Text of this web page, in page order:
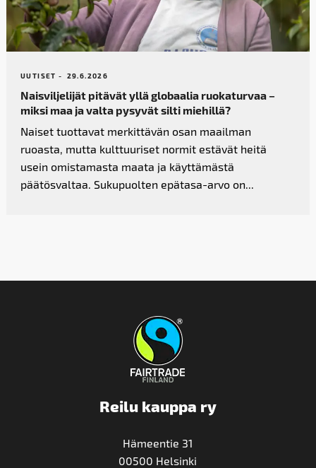
UUTISET - 29.6.2026
Naisviljelijät pitävät yllä globaalia ruokaturvaa –
miksi maa ja valta pysyvät silti miehillä?
Naiset tuottavat merkittävän osan maailman
ruoasta, mutta kulttuuriset normit estävät heitä
usein omistamasta maata ja käyttämästä
päätösvaltaa. Sukupuolten epätasa-arvo on...
Reilu kauppa ry
Hämeentie 31
00500 Helsinki